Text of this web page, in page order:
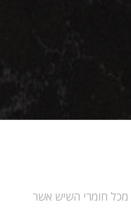
מכל חומרי השיש אשר